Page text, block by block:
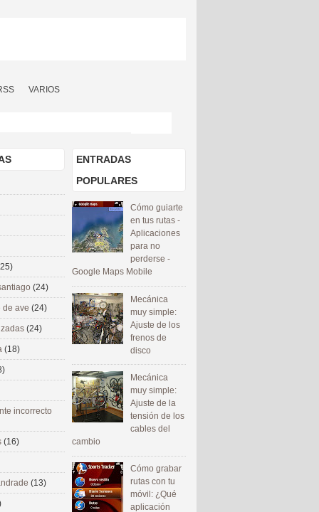
VARIOS
ENTRADAS
POPULARES
Cómo guiarte
en tus rutas -
Aplicaciones
para no
perderse -
Google Maps Mobile
Mecánica
muy simple:
Ajuste de los
frenos de
disco
Mecánica
muy simple:
Ajuste de la
tensión de los
cables del
cambio
Cómo grabar
rutas con tu
móvil: ¿Qué
aplicación
(24)
de ave (24)
(24)
(18)
incorrecto
(16)
(13)